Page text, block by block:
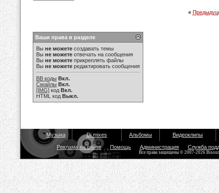
«
Ваши права в разделе
Вы не можете создавать темы
Вы не можете отвечать на сообщения
Вы не можете прикреплять файлы
Вы не можете редактировать сообщения
BB коды Вкл.
Смайлы Вкл.
[IMG] код Вкл.
HTML код Выкл.
Музыка Dj mixes Альбомы Видеоклипы
Реклама на сайте Помощь Администрация Служба
Все права защищены © 2007-2026